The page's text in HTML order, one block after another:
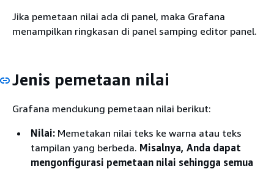
Jika pemetaan nilai ada di panel, maka Grafana
menampilkan ringkasan di panel samping editor panel.
Jenis pemetaan nilai
Grafana mendukung pemetaan nilai berikut:
Nilai: Memetakan nilai teks ke warna atau teks
tampilan yang berbeda. Misalnya, Anda dapat
mengonfigurasi pemetaan nilai sehingga semua